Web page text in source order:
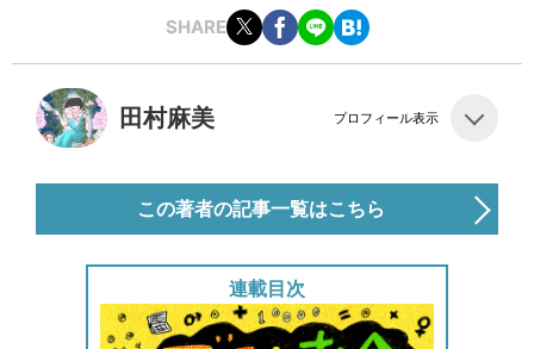
SHARE
田村麻美 プロフィール表示
この著者の記事一覧はこちら
連載目次